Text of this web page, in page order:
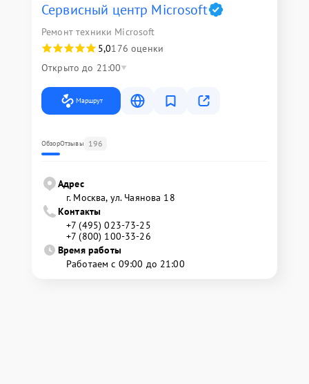
Сервисный центр Microsoft
Ремонт техники Microsoft
5,0176 оценки
Открыто до 21:00
Маршрут
ОбзорОтзывы 196
Адрес
г. Москва, ул. Чаянова 18
Контакты
+7 (495) 023-73-25
+7 (800) 100-33-26
Время работы
Работаем с 09:00 до 21:00